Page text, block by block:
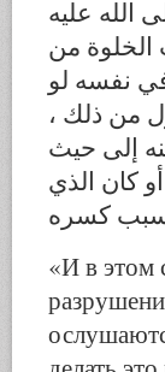
الله عليه
الخلوة من
نفسه لو
من ذلك ،
إلى حيث
كان الذي
كسره
«И в этом